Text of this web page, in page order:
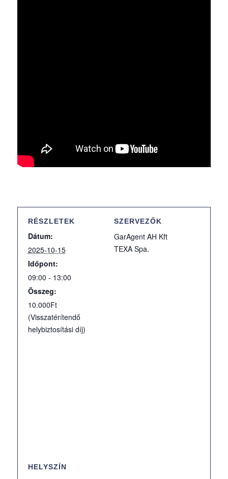
RÉSZLETEK
Dátum:
2025-10-15
Időpont:
09:00 - 13:00
Összeg:
10.000Ft
(Visszatérítendő
helybiztosítási díj)
SZERVEZŐK
GarAgent AH Kft
TEXA Spa.
HELYSZÍN